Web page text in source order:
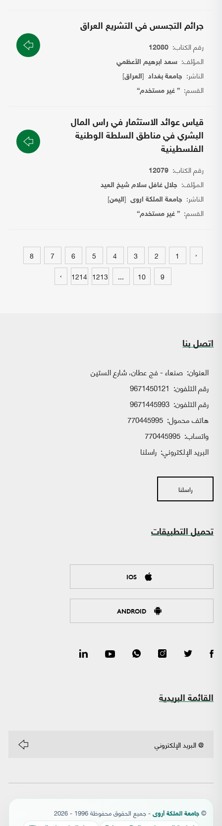
جرائم التجسس في التشريع العراق
رقم الكتاب: 12080
المؤلف: سعد ابرهيم الأعظمي
الناشر: جامعة بغداد [العراق]
القسم: { غير مستخدم}
قياس عوائد الاستثمار في راس المال
البشري في مناطق السلطة الوطنية
الفلسطينية
رقم الكتاب: 12079
المؤلف: جلال غافل سلام شيخ العيد
الناشر: جامعة الملكة اروى [اليمن]
القسم: { غير مستخدم}
‹
1
2
3
4
5
6
7
8
9
10
...
1213
1214
›
اتصل بنا
العنوان: صنعاء - فج عطان، شارع الستين
رقم التلفون: 9671450121
رقم التلفون: 9671445993
هاتف محمول: 770445995
واتساب:
البريد الإلكتروني: راسلنا
راسلنا
تحميل التطبيقات
IOS
ANDROID
القائمة البريدية
© جامعة الملكة أروى - جميع الحقوق محفوظة 1996 - 2026